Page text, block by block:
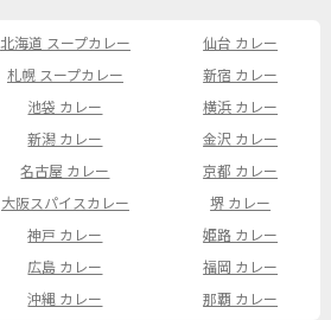
北海道 スープカレー
仙台 カレー
札幌 スープカレー
新宿 カレー
池袋 カレー
横浜 カレー
新潟 カレー
金沢 カレー
名古屋 カレー
京都 カレー
大阪スパイスカレー
堺 カレー
神戸 カレー
姫路 カレー
広島 カレー
福岡 カレー
沖縄 カレー 那覇 カレー